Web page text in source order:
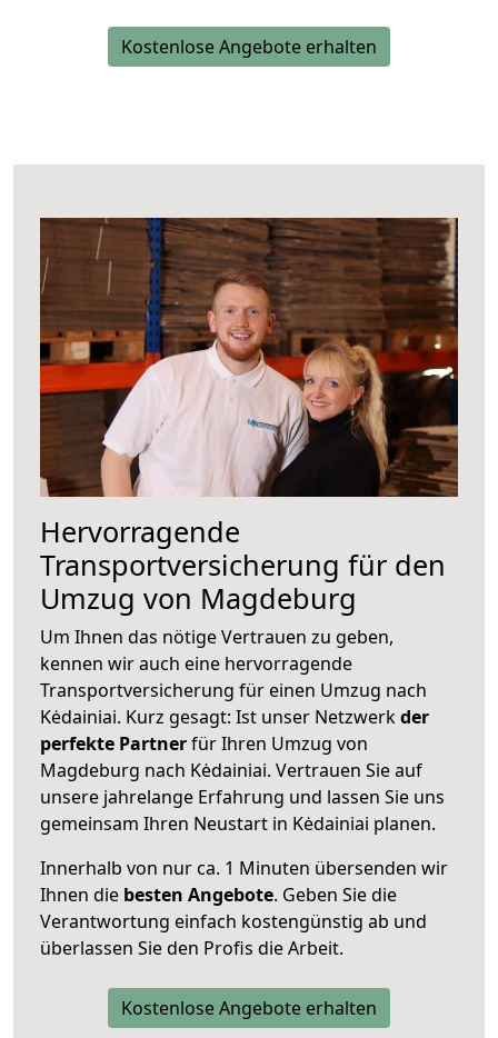
Kostenlose Angebote erhalten
Hervorragende
Transportversicherung für den
Umzug von Magdeburg
Um Ihnen das nötige Vertrauen zu geben,
kennen wir auch eine hervorragende
Transportversicherung für einen Umzug nach
Kėdainiai. Kurz gesagt: Ist unser Netzwerkder
perfekte Partnerfür Ihren Umzug von
Magdeburg nach Kėdainiai. Vertrauen Sie auf
unsere jahrelange Erfahrung und lassen Sie uns
gemeinsam Ihren Neustart in Kėdainiai planen.
Innerhalb von nur ca. 1 Minuten übersenden wir
Ihnen die besten Angebote. Geben Sie die
Verantwortung einfach kostengünstig ab und
überlassen Sie den Profis die Arbeit.
Kostenlose Angebote erhalten